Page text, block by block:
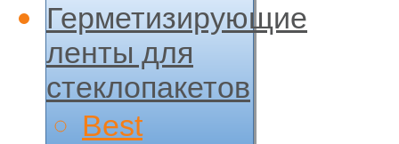
Герметизирующие
ленты для
стеклопакетов
Best